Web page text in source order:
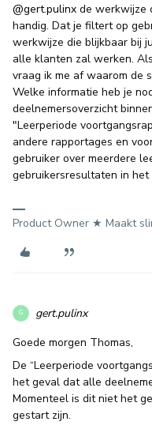
@gert.pulinx de werkwijze
handig. Dat je filtert op
werkwijze die blijkbaar bij
alle klanten zal werken.
vraag ik me af waarom de
Welke informatie heb je
deelnemersoverzicht
"Leerperiode
andere rapportages en
gebruiker over meerdere
gebruikersresultaten in
Product Owner ★ Maakt
G gert.pulinx
Goede morgen Thomas,
De “Leerperiode
het geval dat alle
Momenteel is dit niet het
gestart zijn.